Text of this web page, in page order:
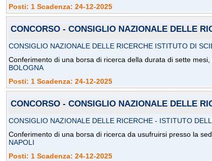
Posti: 1 Scadenza: 24-12-2025
CONCORSO - CONSIGLIO NAZIONALE DELLE
CONSIGLIO NAZIONALE DELLE RICERCHE ISTITUTO DI
Conferimento di una borsa di ricerca della durata di sette
BOLOGNA
Posti: 1 Scadenza: 24-12-2025
CONCORSO - CONSIGLIO NAZIONALE DELLE
CONSIGLIO NAZIONALE DELLE RICERCHE - ISTITUTO
Conferimento di una borsa di ricerca da usufruirsi presso la
NAPOLI
Posti: 1 Scadenza: 24-12-2025